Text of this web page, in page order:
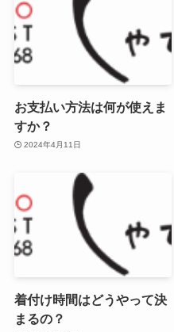
お支払い方法は何が使えま
すか？
2024年4月11日
着付け時間はどうやって決
まるの？